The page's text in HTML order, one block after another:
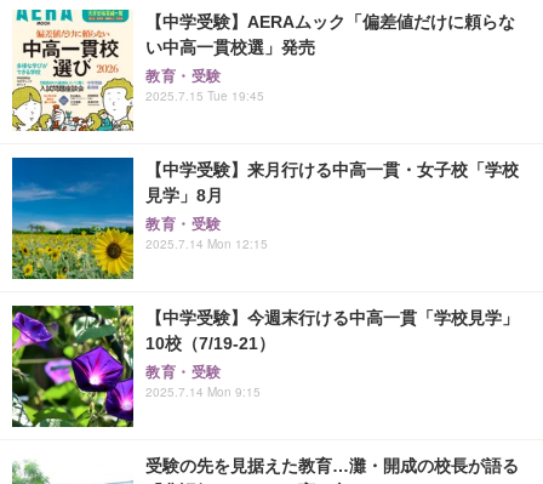
【中学受験】AERAムック「偏差値だけに頼らな
い中高一貫校選」発売
教育・受験
2025.7.15 Tue 19:45
【中学受験】来月行ける中高一貫・女子校「学校
見学」8月
教育・受験
2025.7.14 Mon 12:15
【中学受験】今週末行ける中高一貫「学校見学」
10校（7/19-21）
教育・受験
2025.7.14 Mon 9:15
受験の先を見据えた教育…灘・開成の校長が語る